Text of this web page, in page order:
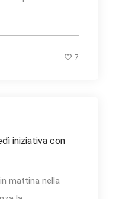
7
iniziativa con
mattina nella